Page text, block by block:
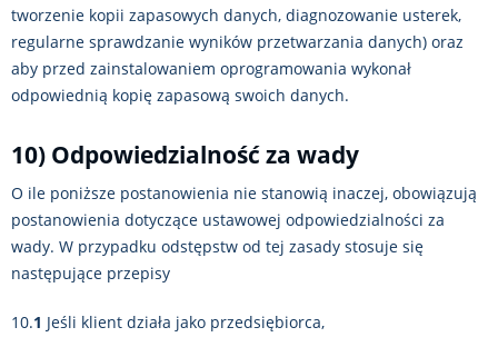
tworzenie kopii zapasowych danych, diagnozowanie usterek,
regularne sprawdzanie wyników przetwarzania danych) oraz
aby przed zainstalowaniem oprogramowania wykonał
odpowiednią kopię zapasową swoich danych.
10) Odpowiedzialność za wady
O ile poniższe postanowienia nie stanowią inaczej, obowiązują
postanowienia dotyczące ustawowej odpowiedzialności za
wady. W przypadku odstępstw od tej zasady stosuje się
następujące przepisy
10.1 Jeśli klient działa jako przedsiębiorca,